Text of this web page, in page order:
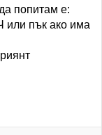
попитам е:
или пък ако има